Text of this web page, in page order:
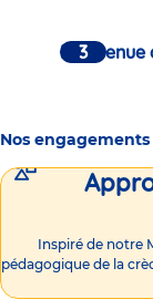
Bienvenue
Nos engagements
Inspiré de notre
pédagogique de la